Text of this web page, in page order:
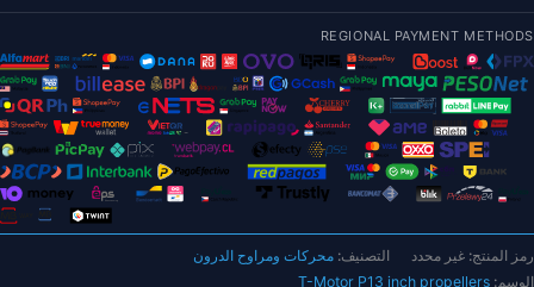
P13*4.4
"CW+CCW
شفرة
كربون
المروحة
REGIONAL PAYMENT METHODS
رمز المنتج: غير محدد التصنيف: محركات ومراوح الدرون
الوسم: T-Motor P13 inch propellers